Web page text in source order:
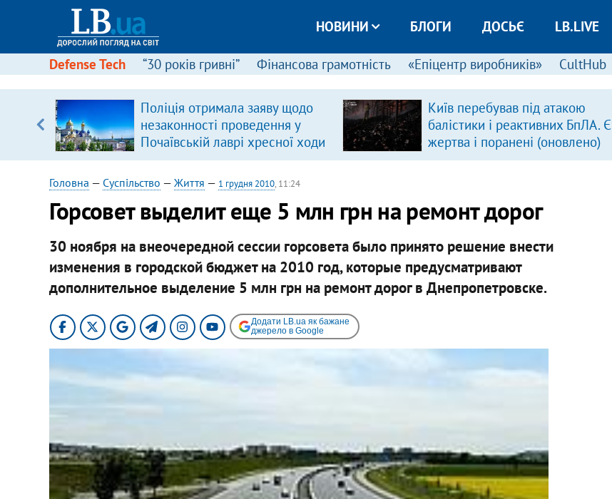
НОВИНИ БЛОГИ ДОСЬЄ LB.LIVE
Defense Tech “30 років гривні” Фінансова грамотність «Епіцентр виробників» CultHub
Поліція отримала заяву щодо
незаконності проведення у
Почаївській лаврі хресної ходи
Київ перебував під атакою
балістики і реактивних БпЛА. Є
жертва і поранені (оновлено)
Головна — Суспільство — Життя — 1 грудня 2010, 11:24
Горсовет выделит еще 5 млн грн на ремонт дорог
30 ноября на внеочередной сессии горсовета было принято решение внести
изменения в городской бюджет на 2010 год, которые предусматривают
дополнительное выделение 5 млн грн на ремонт дорог в Днепропетровске. ​
Додати LB.ua як бажане
джерело в Google